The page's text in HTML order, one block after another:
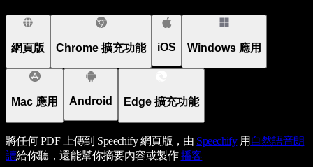
網頁版 Chrome 擴充功能 iOS Windows 應用
Mac 應用 Android Edge 擴充功能
將任何 PDF 上傳到 Speechify 網頁版，由 Speechify用 自然語音朗
讀給你聽，還能幫你摘要內容或製作播客